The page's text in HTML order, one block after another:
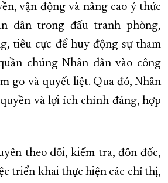
vận động và nâng cao ý thức
dân trong đấu tranh phòng,
tiêu cực để huy động sự tham
chúng Nhân dân vào công
go và quyết liệt. Qua đó, Nhân
và lợi ích chính đáng, hợp
theo dõi, kiểm tra, đôn đốc,
triển khai thực hiện các chỉ thị,